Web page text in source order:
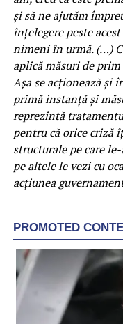
şi să ne ajutăm
înţelegere peste
nimeni în urmă. (…)
aplică măsuri de
Aşa se acţionează şi
primă instanţă şi
reprezintă
pentru că orice criză
structurale pe care
pe altele le vezi cu
acţiunea